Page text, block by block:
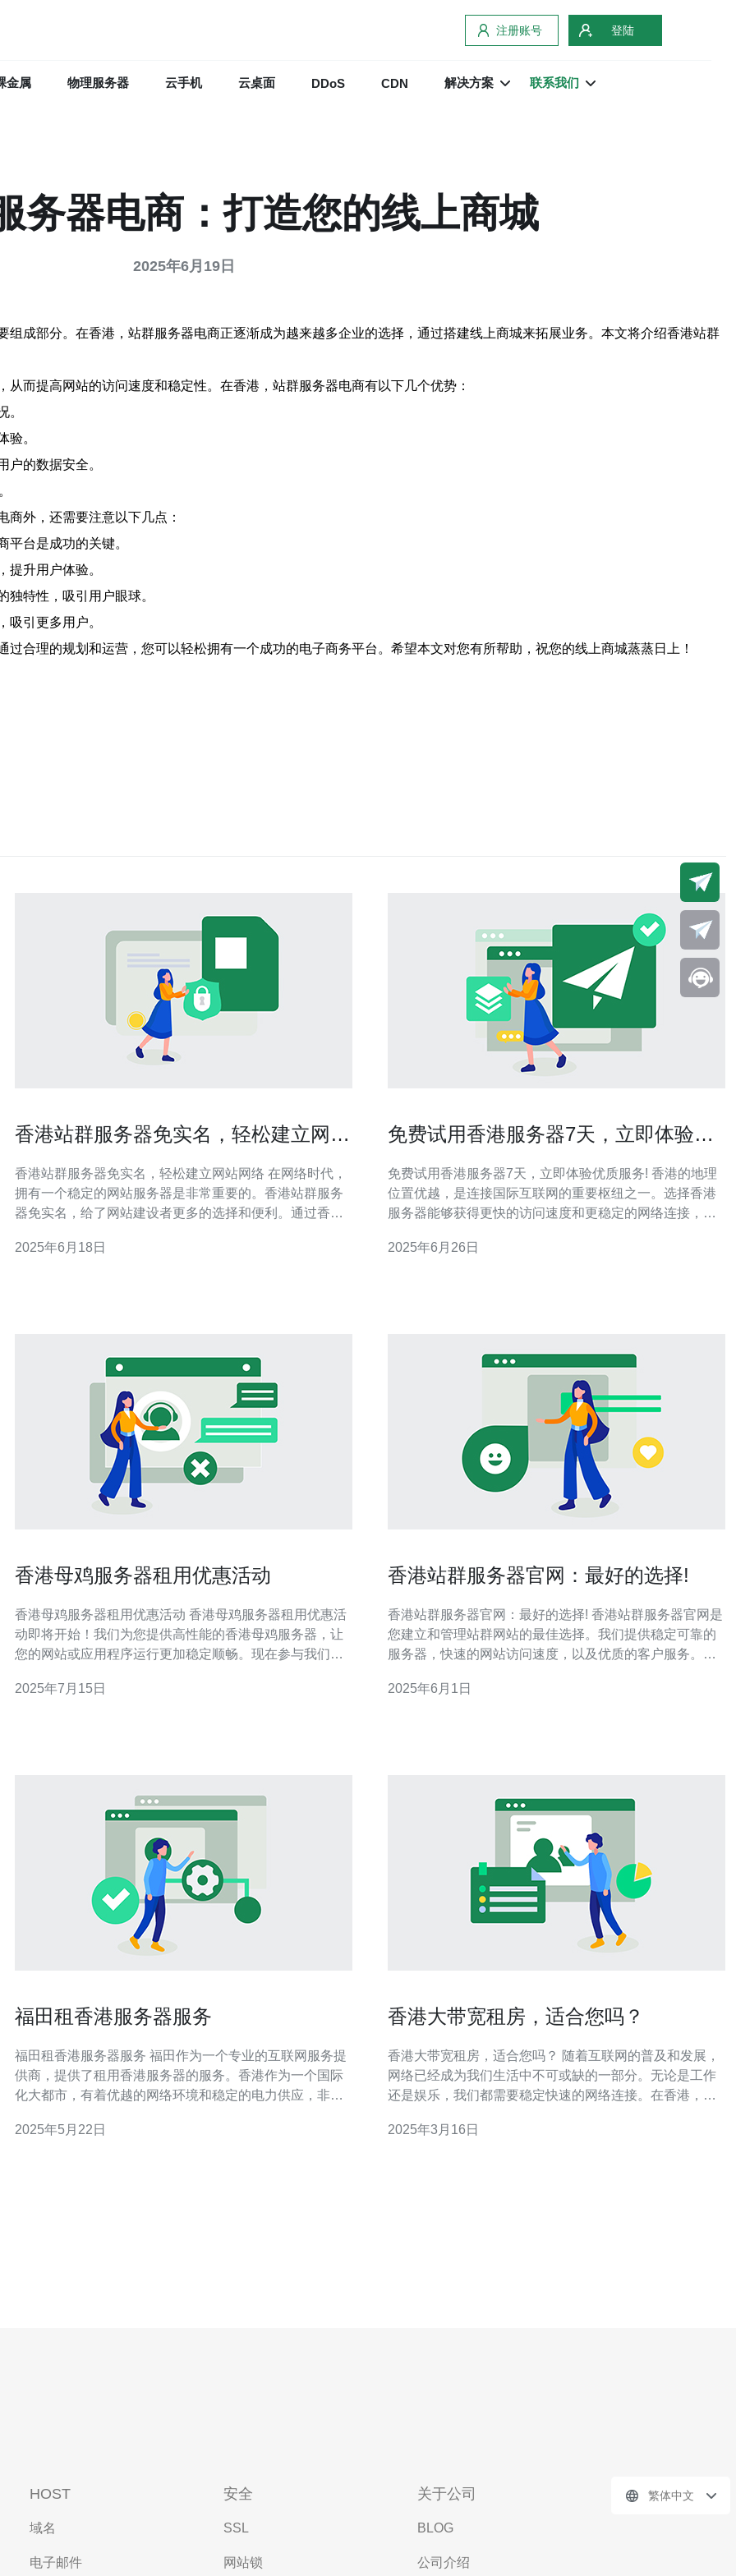
注册账号 登陆
金属 物理服务器 云手机 云桌面 DDoS CDN 解决方案 联系我们
务器电商：打造您的线上商城
2025年6月19日
成部分。在香港，站群服务器电商正逐渐成为越来越多企业的选择，通过搭建线上商城来拓展业务。本文将介绍香港站群
而提高网站的访问速度和稳定性。在香港，站群服务器电商有以下几个优势：
。
验。
户的数据安全。
外，还需要注意以下几点：
台是成功的关键。
提升用户体验。
特性，吸引用户眼球。
吸引更多用户。
合理的规划和运营，您可以轻松拥有一个成功的电子商务平台。希望本文对您有所帮助，祝您的线上商城蒸蒸日上！
香港站群服务器免实名，轻松建立网站
香港站群服务器免实名，轻松建立网站网络 在网络时代，
拥有一个稳定的网站服务器是非常重要的。香港站群服务
器免实名，给了网站建设者更多的选择和便利。通过香港
覆盖面和展示效果。 香港站群服务器可以提供稳定的网络
2025年6月18日
免费试用香港服务器7天，立即体验优
免费试用香港服务器7天，立即体验优质服务! 香港的地理
位置优越，是连接国际互联网的重要枢纽之一。选择香港
服务器能够获得更快的访问速度和更稳定的网络连接，尤
器采用最先进的技术，保障稳定的网络连接和快速的访问
2025年6月26日
香港母鸡服务器租用优惠活动
香港母鸡服务器租用优惠活动 香港母鸡服务器租用优惠活
动即将开始！我们为您提供高性能的香港母鸡服务器，让
您的网站或应用程序运行更加稳定顺畅。现在参与我们的
享受香港母鸡服务器租用的折扣优惠，价格更加实惠。此
2025年7月15日
香港站群服务器官网：最好的选择!
香港站群服务器官网：最好的选择! 香港站群服务器官网是
您建立和管理站群网站的最佳选择。我们提供稳定可靠的
服务器，快速的网站访问速度，以及优质的客户服务。无
需求。 香港站群服务器官网拥有先进的技术设备和专业团
2025年6月1日
福田租香港服务器服务
福田租香港服务器服务 福田作为一个专业的互联网服务提
供商，提供了租用香港服务器的服务。香港作为一个国际
化大都市，有着优越的网络环境和稳定的电力供应，非常
性能稳定、网络速度快等优势。 福田提供的租用香港服务
2025年5月22日
香港大带宽租房，适合您吗？
香港大带宽租房，适合您吗？ 随着互联网的普及和发展，
网络已经成为我们生活中不可或缺的一部分。无论是工作
还是娱乐，我们都需要稳定快速的网络连接。在香港，大
房的优势，并探讨它是否适合您的需求。 大带宽租房是指
2025年3月16日
HOST
域名
电子邮件
安全
SSL
网站锁
关于公司
BLOG
公司介绍
繁体中文